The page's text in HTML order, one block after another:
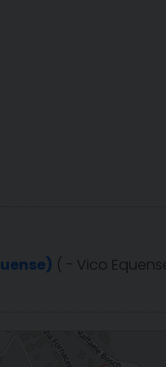
( - Vico